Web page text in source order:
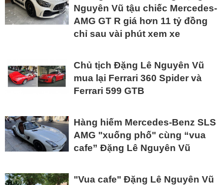
Nguyên Vũ tậu chiếc Mercedes-
AMG GT R giá hơn 11 tỷ đồng
chỉ sau vài phút xem xe
Chủ tịch Đặng Lê Nguyên Vũ
mua lại Ferrari 360 Spider và
Ferrari 599 GTB
Hàng hiếm Mercedes-Benz SLS
AMG "xuống phố" cùng “vua
cafe” Đặng Lê Nguyên Vũ
"Vua cafe" Đặng Lê Nguyên Vũ